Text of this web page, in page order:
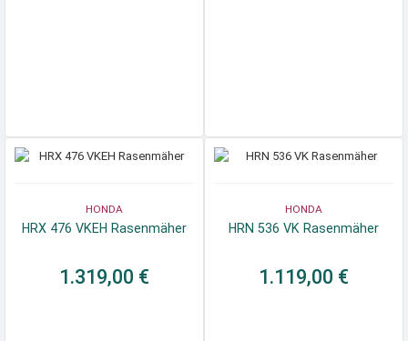
HONDA
HRX 476 VKEH Rasenmäher
1.319,00 €
HONDA
HRN 536 VK Rasenmäher
1.119,00 €